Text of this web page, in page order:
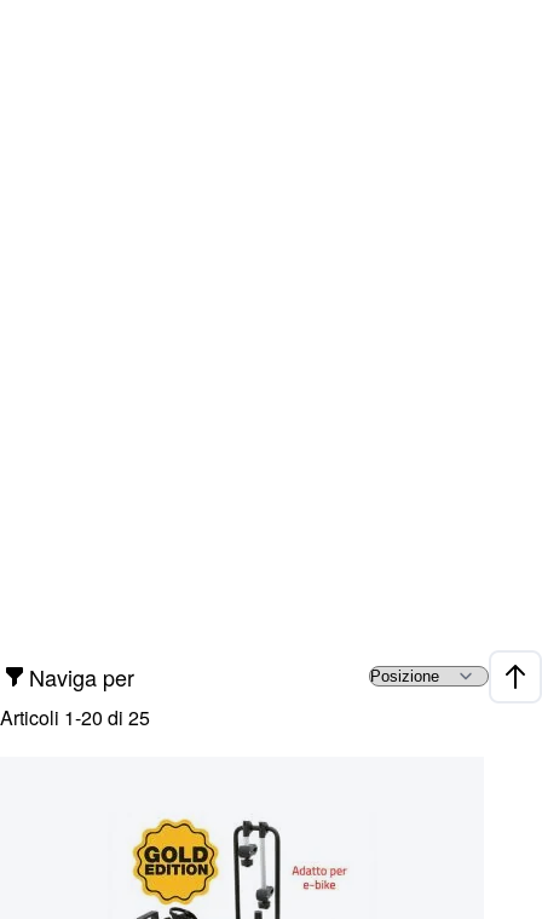
Naviga per
Articoli 1-20 di 25